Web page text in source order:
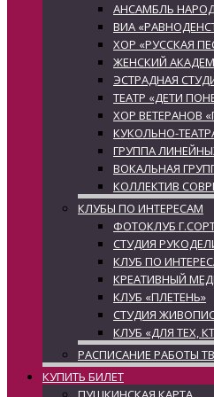
АНСАМБЛЬ
ВИА
ХОР «РУССКАЯ
ЖЕНСКИЙ
ЭСТРАДНАЯ
ТЕАТР «ДЕТИ
ХОР ВЕТЕРАНОВ
КУКОЛЬНО-
ГРУППА
ВОКАЛЬНАЯ
КОЛЛЕКТИВ
КЛУБЫ ПО ИНТЕРЕСАМ
ФОТОКЛУБ
СТУДИЯ
КЛУБ ПО
КРЕАТИВНЫЙ
КЛУБ «ПЛЕТЕНЬ»
СТУДИЯ
КЛУБ «ДЛЯ ТЕХ,
РАСПИСАНИЕ РАБОТЫ
КУПИТЬ БИЛЕТ